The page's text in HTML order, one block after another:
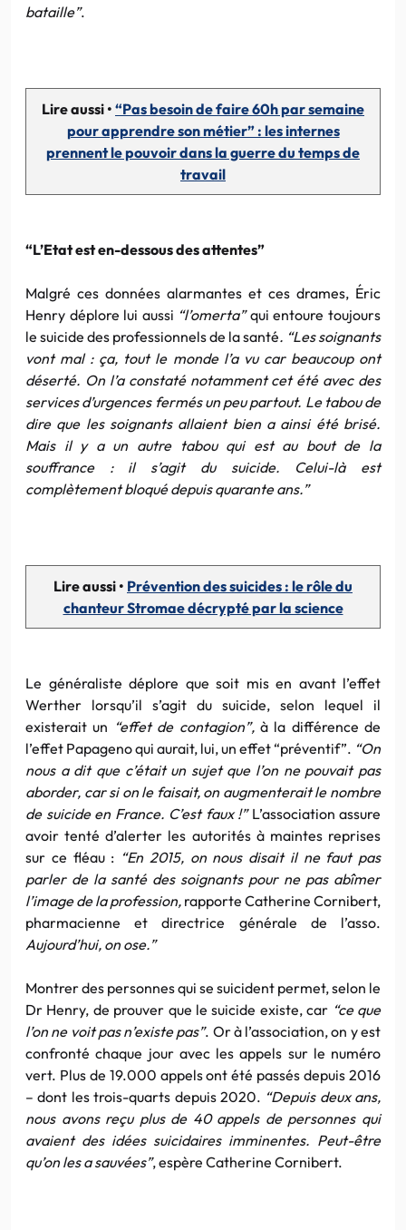
bataille”.
Lire aussi • “Pas besoin de faire 60h par semaine
pour apprendre son métier” : les internes
prennent le pouvoir dans la guerre du temps de
travail
“L’Etat est en-dessous des attentes”
Malgré ces données alarmantes et ces drames, Éric
Henry déplore lui aussi “l’omerta”qui entoure toujours
le suicide des professionnels de la santé. “Les soignants
vont mal : ça, tout le monde l’a vu car beaucoup ont
déserté. On l’a constaté notamment cet été avec des
services d’urgences fermés un peu partout. Le tabou de
dire que les soignants allaient bien a ainsi été brisé.
Mais il y a un autre tabou qui est au bout de la
souffrance : il s’agit du suicide. Celui-là est
complètement bloqué depuis quarante ans.”
Lire aussi • Prévention des suicides : le rôle du
chanteur Stromae décrypté par la science
Le généraliste déplore que soit mis en avant l’effet
Werther lorsqu’il s’agit du suicide, selon lequel il
existerait un “effet de contagion”, à la différence de
l’effet Papageno qui aurait, lui, un effet “préventif”. “On
nous a dit que c’était un sujet que l’on ne pouvait pas
aborder, car si on le faisait, on augmenterait le nombre
de suicide en France. C’est faux !”L’association assure
avoir tenté d’alerter les autorités à maintes reprises
sur ce fléau : “En 2015, on nous disait il ne faut pas
parler de la santé des soignants pour ne pas abîmer
l’image de la profession, rapporte Catherine Cornibert,
pharmacienne et directrice générale de l’asso.
Aujourd’hui, on ose.”
Montrer des personnes qui se suicident permet, selon le
Dr Henry, de prouver que le suicide existe, car “ce que
l’on ne voit pas n’existe pas”. Or à l’association, on y est
confronté chaque jour avec les appels sur le numéro
vert. Plus de 19.000 appels ont été passés depuis 2016
– dont les trois-quarts depuis 2020. “Depuis deux ans,
nous avons reçu plus de 40 appels de personnes qui
avaient des idées suicidaires imminentes. Peut-être
qu’on les a sauvées”, espère Catherine Cornibert.